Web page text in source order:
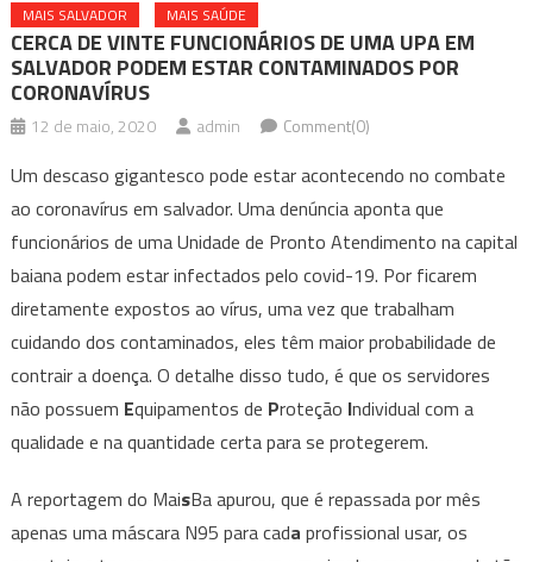
MAIS SALVADOR MAIS SAÚDE
CERCA DE VINTE FUNCIONÁRIOS DE UMA UPA EM
SALVADOR PODEM ESTAR CONTAMINADOS POR
CORONAVÍRUS
12 de maio, 2020 admin Comment(0)
Um descaso gigantesco pode estar acontecendo no combate
ao coronavírus em salvador. Uma denúncia aponta que
funcionários de uma Unidade de Pronto Atendimento na capital
baiana podem estar infectados pelo covid-19. Por ficarem
diretamente expostos ao vírus, uma vez que trabalham
cuidando dos contaminados, eles têm maior probabilidade de
contrair a doença. O detalhe disso tudo, é que os servidores
não possuem Equipamentos de Proteção Individual com a
qualidade e na quantidade certa para se protegerem.
A reportagem do MaisBa apurou, que é repassada por mês
apenas uma máscara N95 para cada profissional usar, os